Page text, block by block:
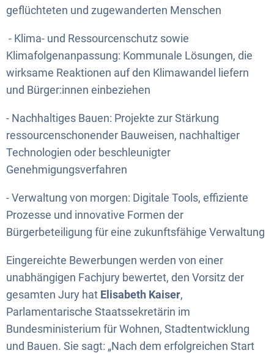
geflüchteten und zugewanderten Menschen
- Klima- und Ressourcenschutz sowie
Klimafolgenanpassung: Kommunale Lösungen, die
wirksame Reaktionen auf den Klimawandel liefern
und Bürger:innen einbeziehen
- Nachhaltiges Bauen: Projekte zur Stärkung
ressourcenschonender Bauweisen, nachhaltiger
Technologien oder beschleunigter
Genehmigungsverfahren
- Verwaltung von morgen: Digitale Tools, effiziente
Prozesse und innovative Formen der
Bürgerbeteiligung für eine zukunftsfähige Verwaltung
Eingereichte Bewerbungen werden von einer
unabhängigen Fachjury bewertet, den Vorsitz der
gesamten Jury hat Elisabeth Kaiser,
Parlamentarische Staatssekretärin im
Bundesministerium für Wohnen, Stadtentwicklung
und Bauen. Sie sagt: „Nach dem erfolgreichen Start